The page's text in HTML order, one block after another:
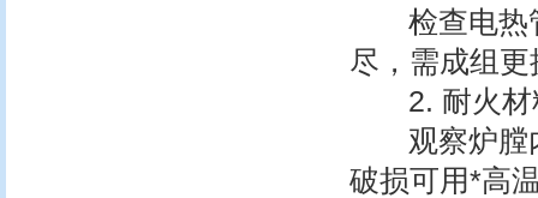
检查电热管
尽，需成组
2. 耐火材
观察炉膛内
破损可用*高